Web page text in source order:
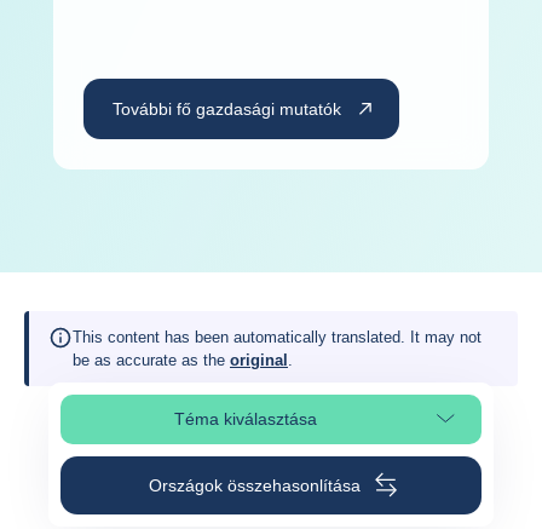
További fő gazdasági mutatók
This content has been automatically translated. It may not
be as accurate as the original .
Téma kiválasztásaOldalszakasz kiválasztása
Országok összehasonlítása